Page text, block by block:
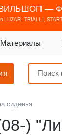
—
LUZAR, TRIALLI,
Материалы
сиденья
)